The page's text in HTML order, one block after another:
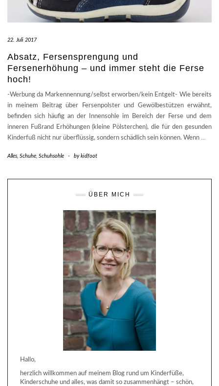
22. Juli 2017
Absatz, Fersensprengung und
Fersenerhöhung – und immer steht die Ferse
hoch!
-Werbung da Markennennung/selbst erworben/kein Entgelt- Wie bereits
in meinem Beitrag über Fersenpolster und Gewölbestützen erwähnt,
befinden sich häufig an der Innensohle im Bereich der Ferse und dem
inneren Fußrand Erhöhungen (kleine Pölsterchen), die für den gesunden
Kinderfuß nicht nur überflüssig, sondern schädlich sein können. Wenn …
Alles, Schuhe, Schuhsohle - bykidfoot
ÜBER MICH
Hallo,
herzlich willkommen auf meinem Blog rund um Kinderfüße,
Kinderschuhe und alles, was damit so zusammenhängt – schön,